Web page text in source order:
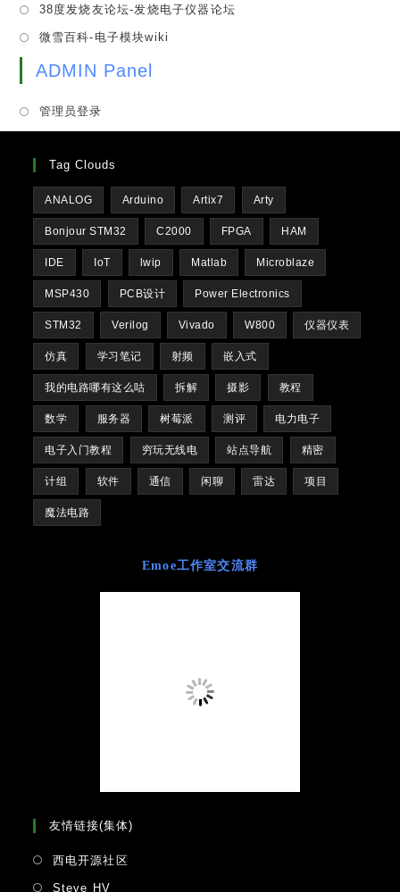
new
tab
38度发烧友论坛-发烧电子仪器论坛
微雪百科-电子模块wiki
ADMIN Panel
管理员登录
Tag Clouds
ANALOG Arduino Artix7 Arty
Bonjour STM32 C2000 FPGA HAM
IDE IoT lwip Matlab Microblaze
MSP430 PCB设计 Power Electronics
STM32 Verilog Vivado W800 仪器仪表
仿真 学习笔记 射频 嵌入式
我的电路哪有这么咕 拆解 摄影 教程
数学 服务器 树莓派 测评 电力电子
电子入门教程 穷玩无线电 站点导航 精密
计组 软件 通信 闲聊 雷达 项目
魔法电路
Emoe工作室交流群
友情链接(集体)